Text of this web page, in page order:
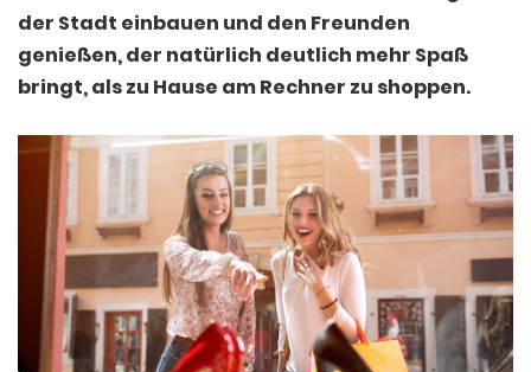
der Stadt einbauen und den Freunden
genießen, der natürlich deutlich mehr Spaß
bringt, als zu Hause am Rechner zu shoppen.